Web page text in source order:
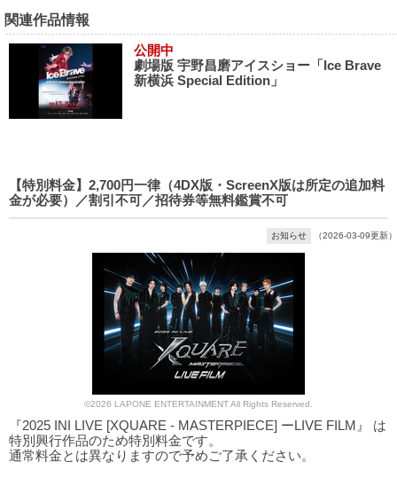
関連作品情報
公開中
劇場版 宇野昌磨アイスショー「Ice Brave
新横浜 Special Edition」
【特別料金】2,700円一律（4DX版・ScreenX版は所定の追加料
金が必要）／割引不可／招待券等無料鑑賞不可
お知らせ （2026-03-09更新）
©2026 LAPONE ENTERTAINMENT All Rights Reserved.
『2025 INI LIVE [XQUARE - MASTERPIECE] ーLIVE FILM』 は
特別興行作品のため特別料金です。
通常料金とは異なりますので予めご了承ください。